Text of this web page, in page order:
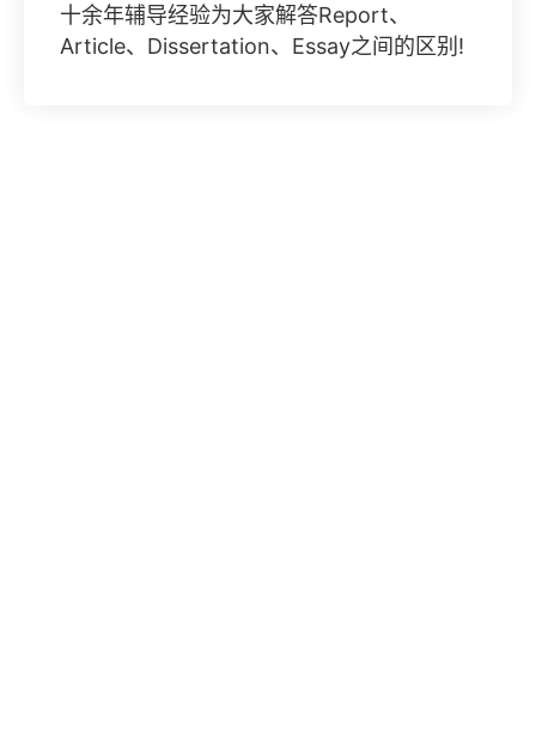
十余年辅导经验为大家解答Report、
Article、Dissertation、Essay之间的区别!